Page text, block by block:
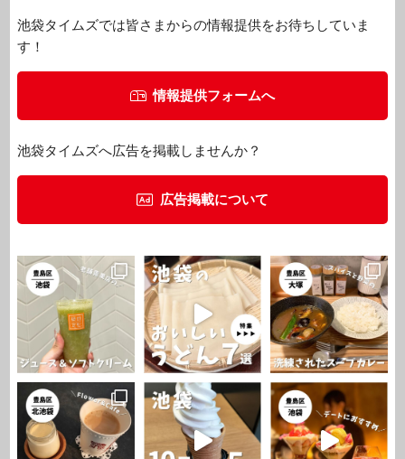
池袋タイムズでは皆さまからの情報提供をお待ちしていま
す！
情報提供フォームへ
池袋タイムズへ広告を掲載しませんか？
広告掲載について